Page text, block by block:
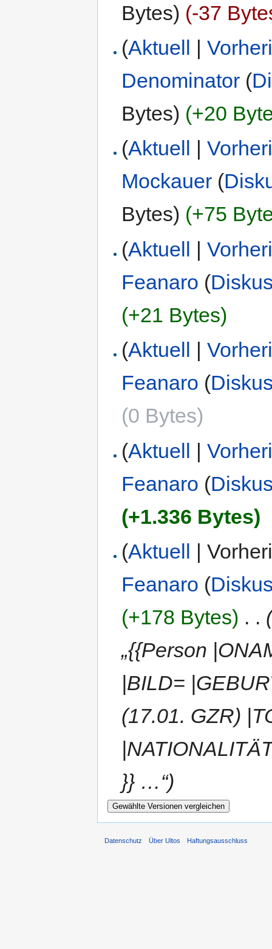
Bytes) (-37
(Aktuell |
Denominator (
Bytes) (+20
(Aktuell |
Mockauer (
Bytes) (+75
(Aktuell |
Feanaro (
(+21 Bytes)
(Aktuell |
Feanaro (
(0 Bytes)
(Aktuell |
Feanaro (
(+1.336 Bytes)
(Aktuell |
Feanaro (
(+178 Bytes) . .
„{{Person
|BILD=
(17.01. GZR)
}} …“)
Datenschutz Über Ultos Haftungsausschluss